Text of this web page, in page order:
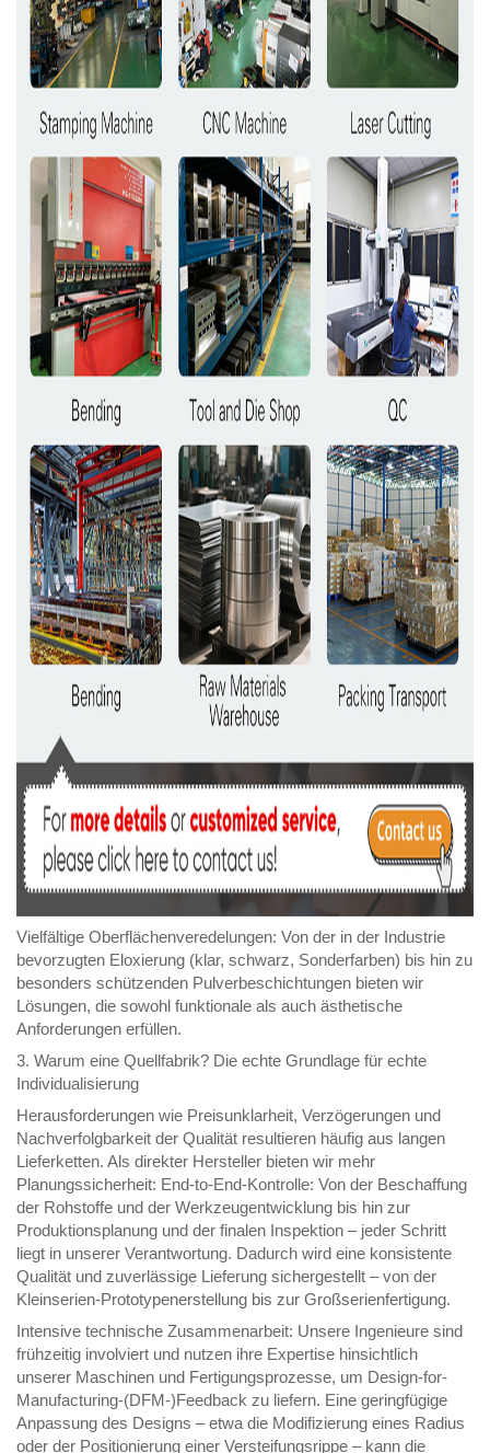
Vielfältige Oberflächenveredelungen: Von der in der Industrie
bevorzugten Eloxierung (klar, schwarz, Sonderfarben) bis hin zu
besonders schützenden Pulverbeschichtungen bieten wir
Lösungen, die sowohl funktionale als auch ästhetische
Anforderungen erfüllen.
3. Warum eine Quellfabrik? Die echte Grundlage für echte
Individualisierung
Herausforderungen wie Preisunklarheit, Verzögerungen und
Nachverfolgbarkeit der Qualität resultieren häufig aus langen
Lieferketten. Als direkter Hersteller bieten wir mehr
Planungssicherheit: End-to-End-Kontrolle: Von der Beschaffung
der Rohstoffe und der Werkzeugentwicklung bis hin zur
Produktionsplanung und der finalen Inspektion – jeder Schritt
liegt in unserer Verantwortung. Dadurch wird eine konsistente
Qualität und zuverlässige Lieferung sichergestellt – von der
Kleinserien-Prototypenerstellung bis zur Großserienfertigung.
Intensive technische Zusammenarbeit: Unsere Ingenieure sind
frühzeitig involviert und nutzen ihre Expertise hinsichtlich
unserer Maschinen und Fertigungsprozesse, um Design-for-
Manufacturing-(DFM-)Feedback zu liefern. Eine geringfügige
Anpassung des Designs – etwa die Modifizierung eines Radius
oder der Positionierung einer Versteifungsrippe – kann die